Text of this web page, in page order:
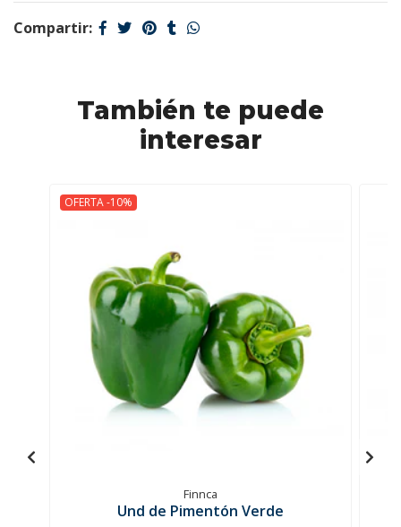
Compartir:
También te puede
interesar
OFERTA -10%
Finnca
Und de Pimentón Verde